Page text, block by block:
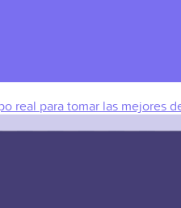
real para tomar las mejores